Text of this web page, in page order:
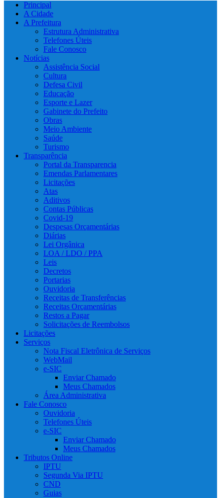
Principal
A Cidade
A Prefeitura
Estrutura Administrativa
Telefones Úteis
Fale Conosco
Notícias
Assistência Social
Cultura
Defesa Civil
Educação
Esporte e Lazer
Gabinete do Prefeito
Obras
Meio Ambiente
Saúde
Turismo
Transparência
Portal da Transparencia
Emendas Parlamentares
Licitações
Atas
Aditivos
Contas Públicas
Covid-19
Despesas Orçamentárias
Diárias
Lei Orgânica
LOA / LDO / PPA
Leis
Decretos
Portarias
Ouvidoria
Receitas de Transferências
Receitas Orçamentárias
Restos a Pagar
Solicitações de Reembolsos
Licitações
Serviços
Nota Fiscal Eletrônica de Serviços
WebMail
e-SIC
Enviar Chamado
Meus Chamados
Área Administrativa
Fale Conosco
Ouvidoria
Telefones Úteis
e-SIC
Enviar Chamado
Meus Chamados
Tributos Online
IPTU
Segunda Via IPTU
CND
Guias